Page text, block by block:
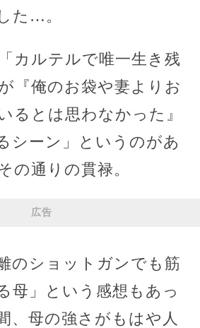
た…。
カルテルで唯一生き残
『俺のお袋や妻よりお
るとは思わなかった』
シーン」というのがあ
の通りの貫禄。
広告
のショットガンでも筋
母」という感想もあっ
、母の強さがもはや人